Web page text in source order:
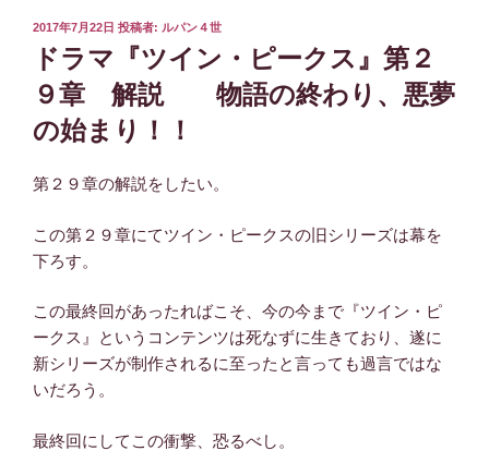
投
稿
2017年7月22日 投稿者: ルパン４世
ドラマ『ツイン・ピークス』第２
９章 解説 物語の終わり、悪夢
の始まり！！
第２９章の解説をしたい。
この第２９章にてツイン・ピークスの旧シリーズは幕を
下ろす。
この最終回があったればこそ、今の今まで『ツイン・ピ
ークス』というコンテンツは死なずに生きており、遂に
新シリーズが制作されるに至ったと言っても過言ではな
いだろう。
最終回にしてこの衝撃、恐るべし。